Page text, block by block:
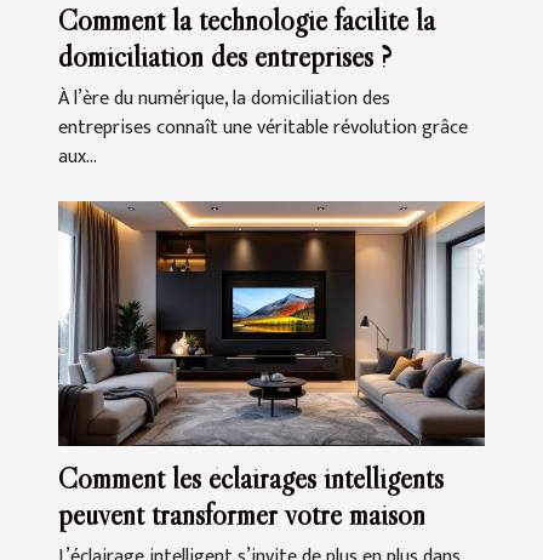
Comment la technologie facilite la
domiciliation des entreprises ?
À l’ère du numérique, la domiciliation des
entreprises connaît une véritable révolution grâce
aux...
Comment les éclairages intelligents
peuvent transformer votre maison